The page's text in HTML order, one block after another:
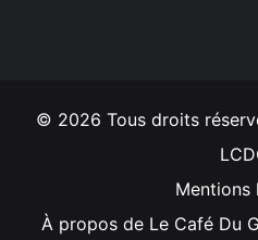
© 2026 Tous droits
Mentions
À propos de Le Café Du